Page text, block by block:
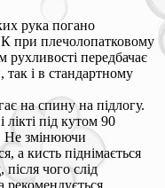
рука погано
при плечолопатковому
рухливості передбачає
і в стандартному
на спину на підлогу.
лікті під кутом 90
Не змінюючи
а кисть піднімається
чого слід
рекомендується